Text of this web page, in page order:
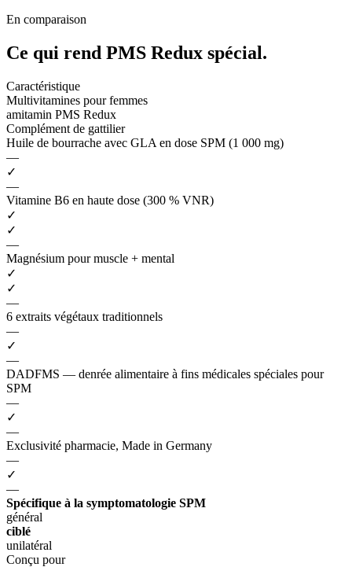
En comparaison
Ce qui rend PMS Redux spécial.
Caractéristique
Multivitamines pour femmes
amitamin PMS Redux
Complément de gattilier
Huile de bourrache avec GLA en dose SPM (1 000 mg)
—
✓
—
Vitamine B6 en haute dose (300 % VNR)
✓
✓
—
Magnésium pour muscle + mental
✓
✓
—
6 extraits végétaux traditionnels
—
✓
—
DADFMS — denrée alimentaire à fins médicales spéciales pour
SPM
—
✓
—
Exclusivité pharmacie, Made in Germany
—
✓
—
Spécifique à la symptomatologie SPM
général
ciblé
unilatéral
Conçu pour